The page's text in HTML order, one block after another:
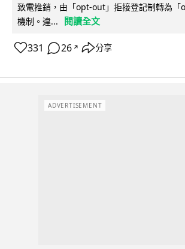
致電推銷，由「opt-out」拒接登記制轉為「
機制。違...
閱讀全文
331 26 ↗ 分享
ADVERTISEMENT